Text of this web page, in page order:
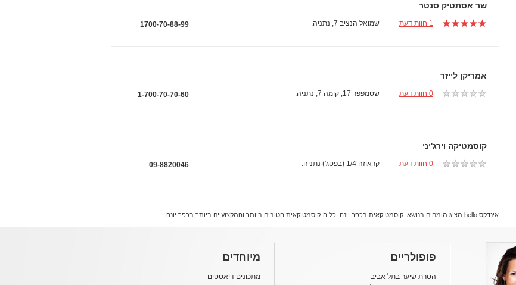
שר אסתטיק סנטר
1700-70-88-99 1 חוות דעת שמואל הנציב 7, נתניה.
אמריקן לייזר
1-700-70-70-60 0 חוות דעת שטמפפר 17, קומה 7, נתניה.
קוסמטיקה וירג'יני
09-8820046 0 חוות דעת קראוזה 1/4 (בפסג') נתניה.
אינדקס bello מציג מומחים בנושא: קוסמטיקאית בכפר יונה. כל ה-קוסמטיקאית הטובים ביותר והמקצועיים ביותר בכפר יונה.
פופולריים
הסרת שיער בתל אביב
מיוחדים
מתכונים דיאטטים